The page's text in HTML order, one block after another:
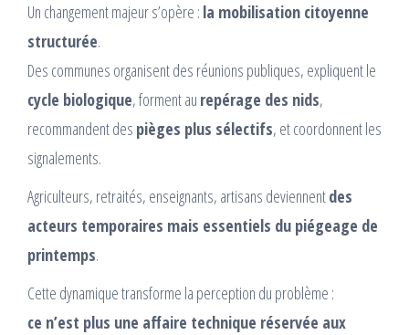
Un changement majeur s’opère : la mobilisation citoyenne
structurée.
Des communes organisent des réunions publiques, expliquent le
cycle biologique, forment au repérage des nids,
recommandent des pièges plus sélectifs, et coordonnent les
signalements.
Agriculteurs, retraités, enseignants, artisans deviennentdes
acteurs temporaires mais essentiels du piégeage de
printemps.
Cette dynamique transforme la perception du problème :
ce n’est plus une affaire technique réservée aux